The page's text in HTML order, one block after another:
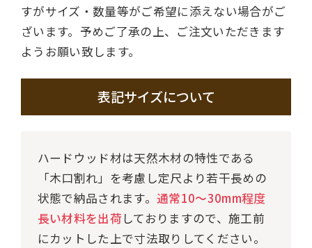
すがサイズ・数量等がご希望に添えない場合がご
ざいます。予めご了承の上、ご注文いただきます
ようお願い致します。
表記サイズについて
ハードウッド材は天然木材の特性である
「木口割れ」を考慮し定尺より若干長めの
状態で納品されます。通常10～30mm程度
長い材料を出荷 しておりますので、施工前
にカットした上で寸法取りしてください。